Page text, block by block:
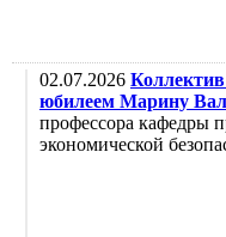
02.07.2026
юбилеем Марину
профессора кафедры
экономической